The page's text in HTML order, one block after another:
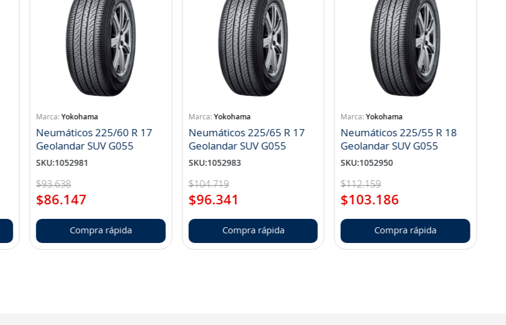
Yokohama
Neumáticos 225/60 R 17
Geolandar SUV G055
SKU:1052981
$93.638
$86.147
Compra rápida
Yokohama
Neumáticos 225/65 R 17
Geolandar SUV G055
SKU:1052983
$104.719
$96.341
Compra rápida
Yokohama
Neumáticos 225/55 R 18
Geolandar SUV G055
SKU:1052950
$112.159
$103.186
Compra rápida